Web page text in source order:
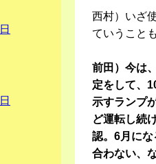
西村）いざ
ていうこと
前田）今は
定をして、
示すランプ
ど運転し続
認。6月に
合わない、
日
日